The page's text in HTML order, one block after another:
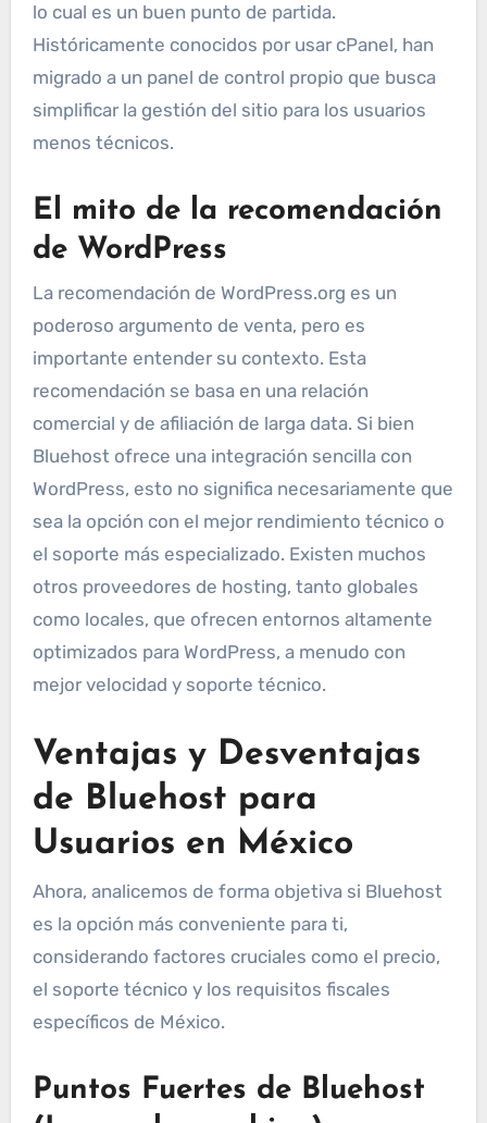
lo cual es un buen punto de partida.
Históricamente conocidos por usar cPanel, han
migrado a un panel de control propio que busca
simplificar la gestión del sitio para los usuarios
menos técnicos.
El mito de la recomendación
de WordPress
La recomendación de WordPress.org es un
poderoso argumento de venta, pero es
importante entender su contexto. Esta
recomendación se basa en una relación
comercial y de afiliación de larga data. Si bien
Bluehost ofrece una integración sencilla con
WordPress, esto no significa necesariamente que
sea la opción con el mejor rendimiento técnico o
el soporte más especializado. Existen muchos
otros proveedores de hosting, tanto globales
como locales, que ofrecen entornos altamente
optimizados para WordPress, a menudo con
mejor velocidad y soporte técnico.
Ventajas y Desventajas
de Bluehost para
Usuarios en México
Ahora, analicemos de forma objetiva si Bluehost
es la opción más conveniente para ti,
considerando factores cruciales como el precio,
el soporte técnico y los requisitos fiscales
específicos de México.
Puntos Fuertes de Bluehost